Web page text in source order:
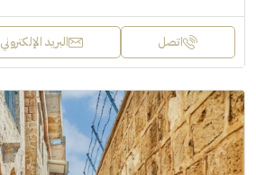
اتصل البريد الإلكتروني